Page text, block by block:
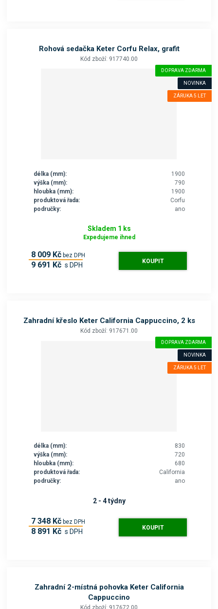
Rohová sedačka Keter Corfu Relax, grafit
Kód zboží: 917740.00
DOPRAVA ZDARMA
NOVINKA
ZÁRUKA 5 LET
délka (mm):
1900
výška (mm):
790
hloubka (mm):
1900
produktová řada:
Corfu
područky:
ano
Skladem 1 ks
Expedujeme ihned
8 009 Kč bez DPH
9 691 Kč s DPH KOUPIT
Zahradní křeslo Keter California Cappuccino, 2 ks
Kód zboží: 917671.00
DOPRAVA ZDARMA
NOVINKA
ZÁRUKA 5 LET
délka (mm):
830
výška (mm):
720
hloubka (mm):
680
produktová řada:
California
područky:
ano
2 - 4 týdny
7 348 Kč bez DPH
8 891 Kč s DPH KOUPIT
Zahradní 2-místná pohovka Keter California
Cappuccino